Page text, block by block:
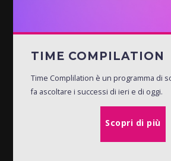
TIME COMPILATION
Time Complilation è un programma di
fa ascoltare i successi di ieri e di oggi.
Scopri di più